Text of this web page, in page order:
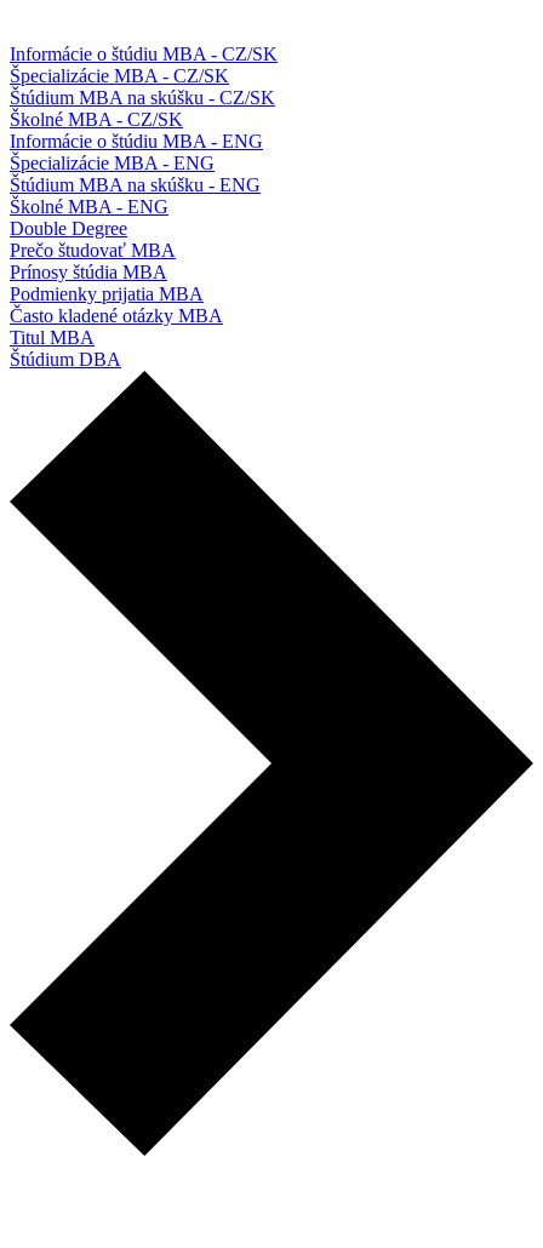
Informácie o štúdiu MBA - CZ/SK
Špecializácie MBA - CZ/SK
Štúdium MBA na skúšku - CZ/SK
Školné MBA - CZ/SK
Informácie o štúdiu MBA - ENG
Špecializácie MBA - ENG
Štúdium MBA na skúšku - ENG
Školné MBA - ENG
Double Degree
Prečo študovať MBA
Prínosy štúdia MBA
Podmienky prijatia MBA
Často kladené otázky MBA
Titul MBA
Štúdium DBA